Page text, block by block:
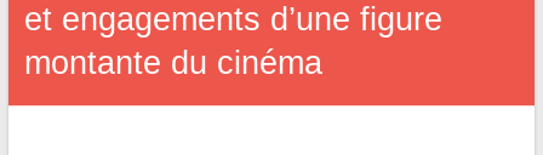
et engagements d’une figure
montante du cinéma